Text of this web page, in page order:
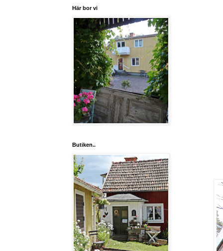
Här bor vi
Butiken..